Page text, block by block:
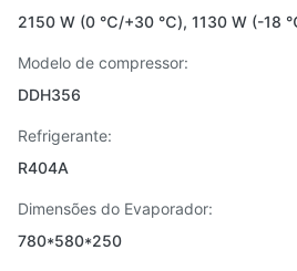
2150 W (0 ℃/+30 ℃), 1130 W (-
Modelo de compressor:
DDH356
Refrigerante:
R404A
Dimensões do Evaporador:
780*580*250